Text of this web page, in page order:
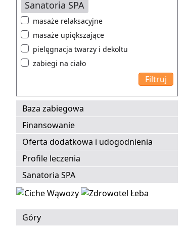
Sanatoria SPA
masaże relaksacyjne
masaże upiększające
pielęgnacja twarzy i dekoltu
zabiegi na ciało
Baza zabiegowa
Finansowanie
Oferta dodatkowa i udogodnienia
Profile leczenia
Sanatoria SPA
Góry